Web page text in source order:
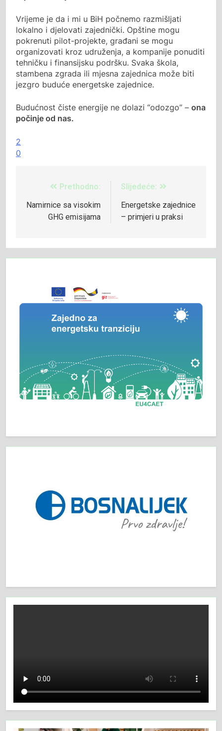
Vrijeme je da i mi u BiH počnemo razmišljati
lokalno i djelovati zajednički. Opštine mogu
pokrenuti pilot-projekte, građani se mogu
organizovati kroz udruženja, a kompanije ponuditi
tehničku i finansijsku podršku. Svaka škola,
stambena zgrada ili mjesna zajednica može biti
jezgro buduće energetske zajednice.
Budućnost čiste energije ne dolazi “odozgo” – ona
počinje od nas.
2
0
Prethodno:
Namirnice sa visokim
GHG emisijama
Slijedeće:
Energetske zajednice
– primjeri u praksi